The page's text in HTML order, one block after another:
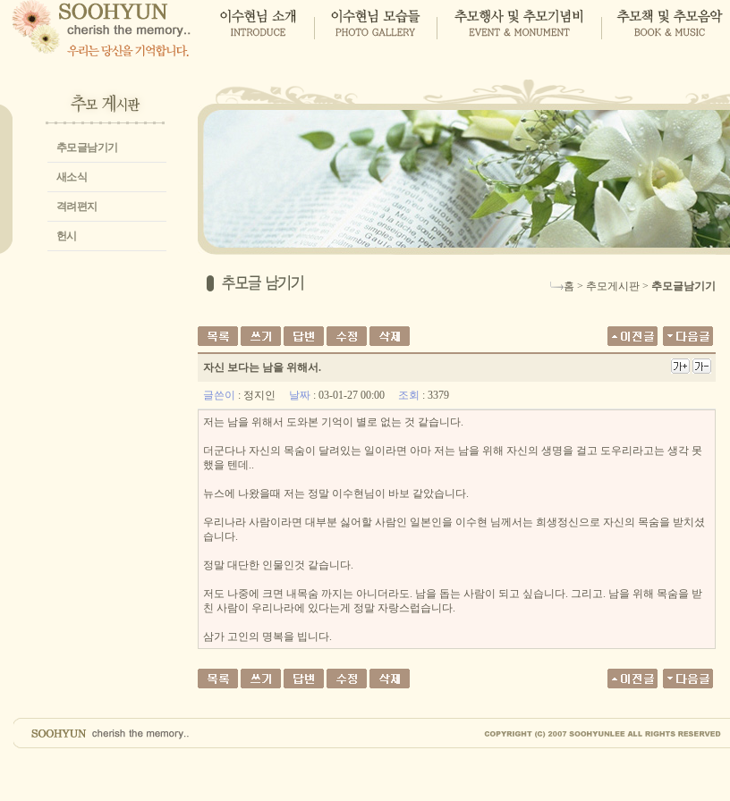
추모글남기기
새소식
격려편지
헌시
홈 > 추모게시판 > 추모글남기기
자신 보다는 남을 위해서.
글쓴이 : 정지인 날짜 : 03-01-27 00:00 조회 : 3379
저는 남을 위해서 도와본 기억이 별로 없는 것 같습니다.
더군다나 자신의 목숨이 달려있는 일이라면 아마 저는 남을 위해 자신의 생명을 걸고 도우리라고는 생각 못
했을 텐데..
뉴스에 나왔을때 저는 정말 이수현님이 바보 같았습니다.
우리나라 사람이라면 대부분 싫어할 사람인 일본인을 이수현 님께서는 희생정신으로 자신의 목숨을 받치셨
습니다.
정말 대단한 인물인것 같습니다.
저도 나중에 크면 내목숨 까지는 아니더라도. 남을 돕는 사람이 되고 싶습니다. 그리고. 남을 위해 목숨을 받
친 사람이 우리나라에 있다는게 정말 자랑스럽습니다.
삼가 고인의 명복을 빕니다.